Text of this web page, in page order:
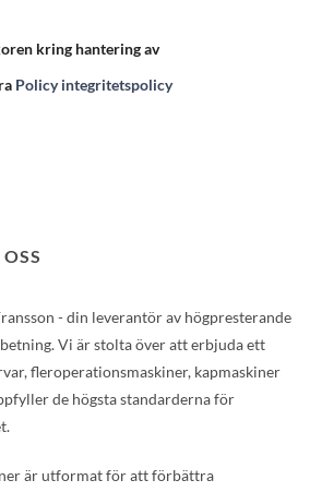
kring hantering av
Policy integritetspolicy
- din leverantör av högpresterande
Vi är stolta över att erbjuda ett
fleroperationsmaskiner, kapmaskiner
de högsta standarderna för
är utformat för att förbättra